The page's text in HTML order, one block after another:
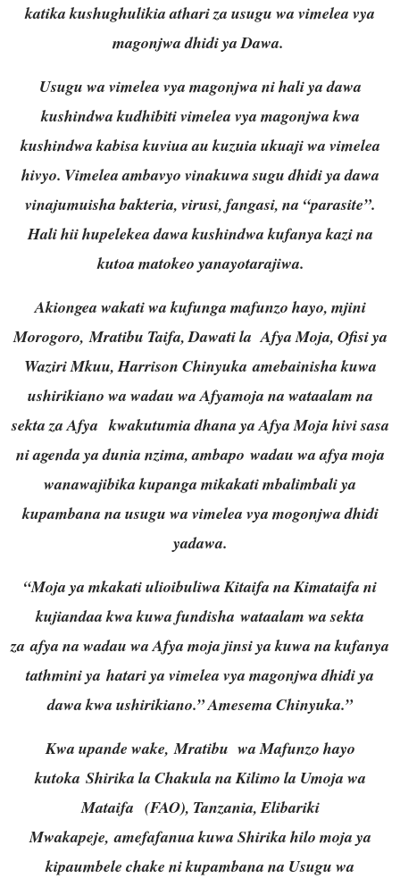
katika kushughulikia athari za usugu wa vimelea vya
magonjwa dhidi ya Dawa.
Usugu wa vimelea vya magonjwa ni hali ya dawa
kushindwa kudhibiti vimelea vya magonjwa kwa
kushindwa kabisa kuviua au kuzuia ukuaji wa vimelea
hivyo. Vimelea ambavyo vinakuwa sugu dhidi ya dawa
vinajumuisha bakteria, virusi, fangasi, na “parasite”.
Hali hii hupelekea dawa kushindwa kufanya kazi na
kutoa matokeo yanayotarajiwa.
Akiongea wakati wa kufunga mafunzo hayo, mjini
Morogoro, Mratibu Taifa, Dawati la Afya Moja, Ofisi ya
Waziri Mkuu, Harrison Chinyuka amebainisha kuwa
ushirikiano wa wadau wa Afyamoja na wataalam na
sekta za Afya kwakutumia dhana ya Afya Moja hivi sasa
ni agenda ya dunia nzima, ambapo wadau wa afya moja
wanawajibika kupanga mikakati mbalimbali ya
kupambana na usugu wa vimelea vya mogonjwa dhidi
yadawa.
“Moja ya mkakati ulioibuliwa Kitaifa na Kimataifa ni
kujiandaa kwa kuwa fundisha wataalam wa sekta
za afya na wadau wa Afya moja jinsi ya kuwa na kufanya
tathmini ya hatari ya vimelea vya magonjwa dhidi ya
dawa kwa ushirikiano.” Amesema Chinyuka.”
Kwa upande wake, Mratibu wa Mafunzo hayo
kutoka Shirika la Chakula na Kilimo la Umoja wa
Mataifa (FAO), Tanzania, Elibariki
Mwakapeje, amefafanua kuwa Shirika hilo moja ya
kipaumbele chake ni kupambana na Usugu wa